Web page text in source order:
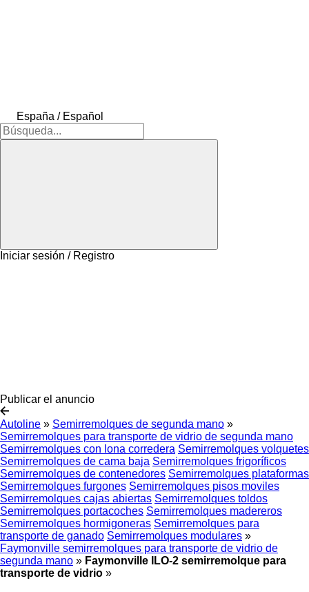
España / Español
Iniciar sesión / Registro
Publicar el anuncio
Autoline » Semirremolques de segunda mano »
Semirremolques para transporte de vidrio de segunda mano
Semirremolques con lona corredera Semirremolques volquetes
Semirremolques de cama baja Semirremolques frigoríficos
Semirremolques de contenedores Semirremolques plataformas
Semirremolques furgones Semirremolques pisos moviles
Semirremolques cajas abiertas Semirremolques toldos
Semirremolques portacoches Semirremolques madereros
Semirremolques hormigoneras Semirremolques para
transporte de ganado Semirremolques modulares »
Faymonville semirremolques para transporte de vidrio de
segunda mano » Faymonville ILO-2 semirremolque para
transporte de vidrio »